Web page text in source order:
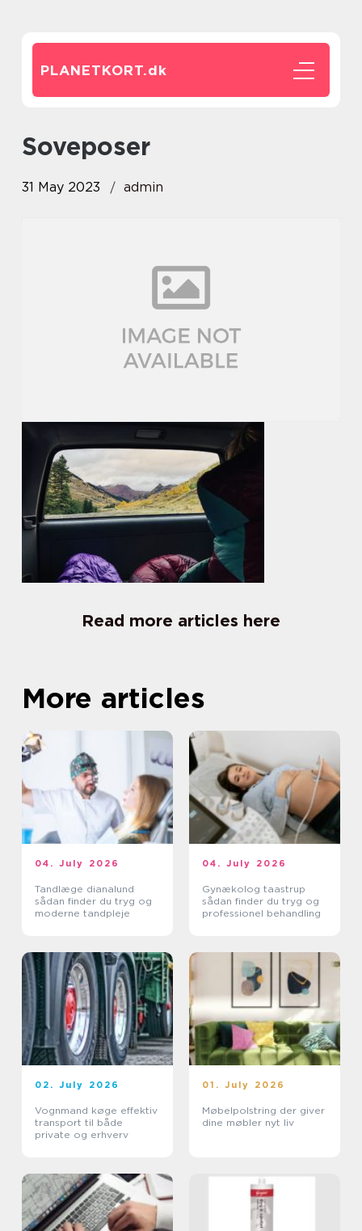
PLANETKORT.dk
soveposer
31 May 2023 admin
Read more articles here
More articles
04. July 2026
Tandlæge dianalund
sådan finder du tryg og
moderne tandpleje
04. July 2026
Gynækolog taastrup
sådan finder du tryg og
professionel behandling
02. July 2026
Vognmand køge effektiv
transport til både
private og erhverv
01. July 2026
Møbelpolstring der giver
dine møbler nyt liv